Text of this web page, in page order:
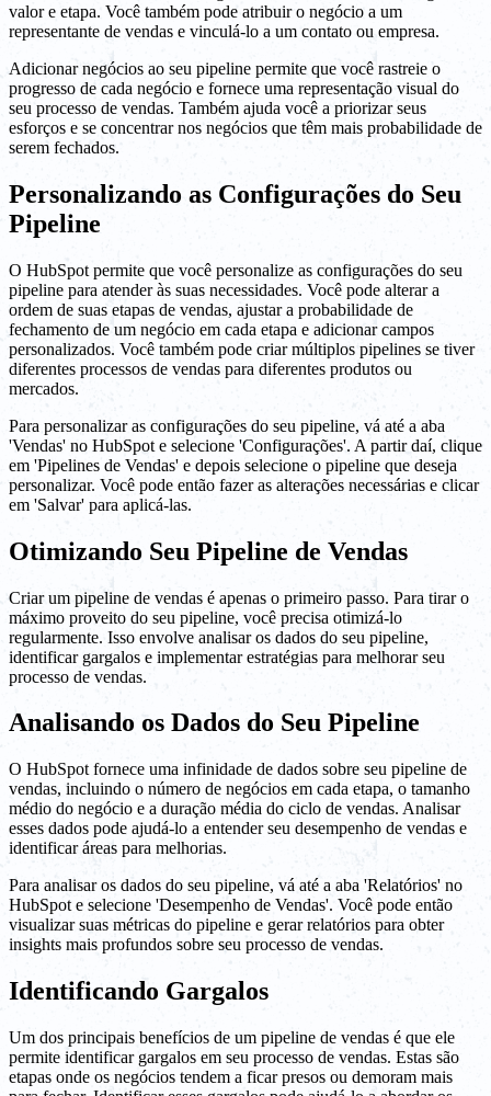
valor e etapa. Você também pode atribuir o negócio a um
representante de vendas e vinculá-lo a um contato ou empresa.
Adicionar negócios ao seu pipeline permite que você rastreie o
progresso de cada negócio e fornece uma representação visual do
seu processo de vendas. Também ajuda você a priorizar seus
esforços e se concentrar nos negócios que têm mais probabilidade de
serem fechados.
Personalizando as Configurações do Seu
Pipeline
O HubSpot permite que você personalize as configurações do seu
pipeline para atender às suas necessidades. Você pode alterar a
ordem de suas etapas de vendas, ajustar a probabilidade de
fechamento de um negócio em cada etapa e adicionar campos
personalizados. Você também pode criar múltiplos pipelines se tiver
diferentes processos de vendas para diferentes produtos ou
mercados.
Para personalizar as configurações do seu pipeline, vá até a aba
'Vendas' no HubSpot e selecione 'Configurações'. A partir daí, clique
em 'Pipelines de Vendas' e depois selecione o pipeline que deseja
personalizar. Você pode então fazer as alterações necessárias e clicar
em 'Salvar' para aplicá-las.
Otimizando Seu Pipeline de Vendas
Criar um pipeline de vendas é apenas o primeiro passo. Para tirar o
máximo proveito do seu pipeline, você precisa otimizá-lo
regularmente. Isso envolve analisar os dados do seu pipeline,
identificar gargalos e implementar estratégias para melhorar seu
processo de vendas.
Analisando os Dados do Seu Pipeline
O HubSpot fornece uma infinidade de dados sobre seu pipeline de
vendas, incluindo o número de negócios em cada etapa, o tamanho
médio do negócio e a duração média do ciclo de vendas. Analisar
esses dados pode ajudá-lo a entender seu desempenho de vendas e
identificar áreas para melhorias.
Para analisar os dados do seu pipeline, vá até a aba 'Relatórios' no
HubSpot e selecione 'Desempenho de Vendas'. Você pode então
visualizar suas métricas do pipeline e gerar relatórios para obter
insights mais profundos sobre seu processo de vendas.
Identificando Gargalos
Um dos principais benefícios de um pipeline de vendas é que ele
permite identificar gargalos em seu processo de vendas. Estas são
etapas onde os negócios tendem a ficar presos ou demoram mais